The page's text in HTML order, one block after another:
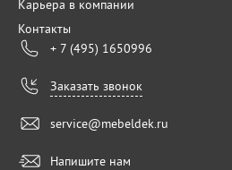
Карьера в компании
Контакты
+ 7 (495) 1650996
Заказать звонок
service@mebeldek.ru
Напишите нам